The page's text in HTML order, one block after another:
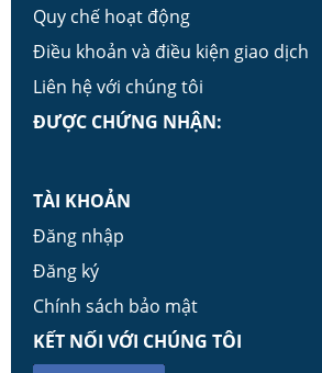
Quy chế hoạt động
Điều khoản và điều kiện giao dịch
Liên hệ với chúng tôi
ĐƯỢC CHỨNG NHẬN:
TÀI KHOẢN
Đăng nhập
Đăng ký
Chính sách bảo mật
KẾT NỐI VỚI CHÚNG TÔI